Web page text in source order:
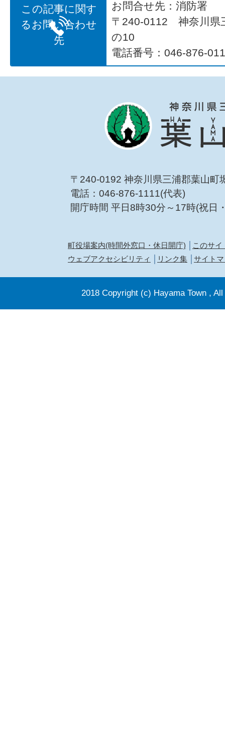
この記事に関す
るお問い合わせ
先
お問合せ先：消防署
〒240-0112 神奈川県
の10
電話番号：046-876-
〒240-0192 神奈川県三浦郡葉山町
電話：046-876-1111(代表)
開庁時間 平日8時30分～17時(祝日
町役場案内(時間外窓口・休日開庁)
このサイ
ウェブアクセシビリティ
リンク集 サイト
2018 Copyright (c) Hayama Town ,